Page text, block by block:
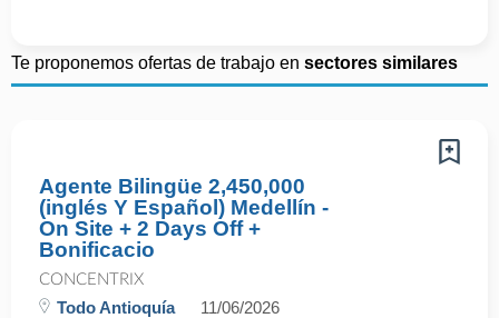
Te proponemos ofertas de trabajo en sectores similares
Agente Bilingüe 2,450,000
(inglés Y Español) Medellín -
On Site + 2 Days Off +
Bonificacio
CONCENTRIX
Todo Antioquía 11/06/2026